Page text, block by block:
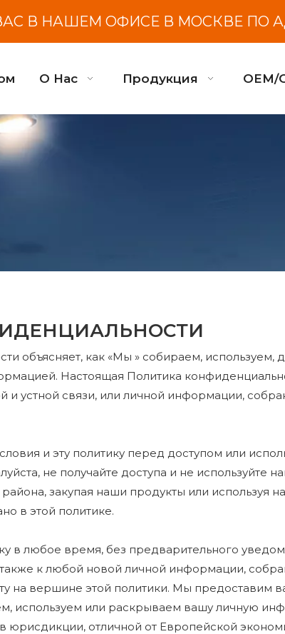
В НАШЕМ ОФИСЕ В МОСКВЕ ПО
О Нас Продукция OEM/
объясняет, как «Мы » собираем,
Настоящая Политика
и устной связи, или личной информации,
и эту политику перед доступом или
не получайте доступа и не
закупая наши продукты или используя
в этой политике.
в любое время, без предварительного
к любой новой личной информации,
на вершине этой политики. Мы
используем или раскрываем вашу личную
юрисдикции, отличной от Европейской